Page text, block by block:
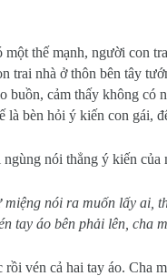
một thế mạnh, người con
trai nhà ở thôn bên tây
buồn, cảm thấy không có
là bèn hỏi ý kiến con gái,
nói thẳng ý kiến của
nói ra muốn lấy ai,
tay áo bên phải lên, cha
vén cả hai tay áo. Cha